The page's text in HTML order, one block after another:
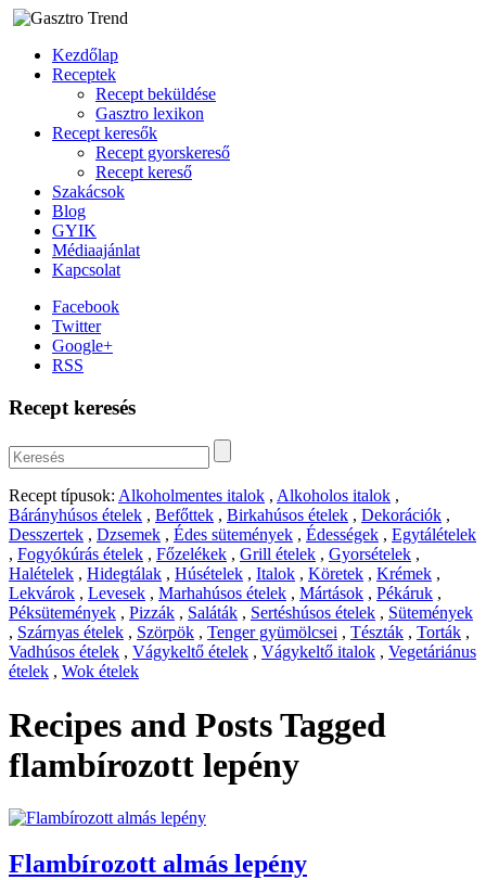
Kezdőlap
Receptek
Recept beküldése
Gasztro lexikon
Recept keresők
Recept gyorskereső
Recept kereső
Szakácsok
Blog
GYIK
Médiaajánlat
Kapcsolat
Facebook
Twitter
Google+
RSS
Recept keresés
Recept típusok: Alkoholmentes italok , Alkoholos italok ,
Bárányhúsos ételek , Befőttek , Birkahúsos ételek , Dekorációk ,
Desszertek , Dzsemek , Édes sütemények , Édességek , Egytálételek
, Fogyókúrás ételek , Főzelékek , Grill ételek , Gyorsételek ,
Halételek , Hidegtálak , Húsételek , Italok , Köretek , Krémek ,
Lekvárok , Levesek , Marhahúsos ételek , Mártások , Pékáruk ,
Péksütemények , Pizzák , Saláták , Sertéshúsos ételek , Sütemények
, Szárnyas ételek , Szörpök , Tenger gyümölcsei , Tészták , Torták ,
Vadhúsos ételek , Vágykeltő ételek , Vágykeltő italok , Vegetáriánus
ételek , Wok ételek
Recipes and Posts Tagged
flambírozott lepény
Flambírozott almás lepény